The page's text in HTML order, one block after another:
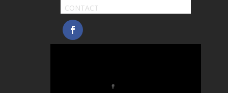
CONTACT